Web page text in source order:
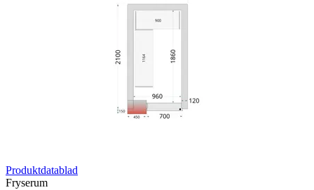
Produktdatablad
Fryserum